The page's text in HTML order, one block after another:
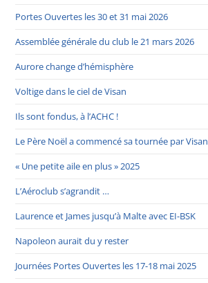
Portes Ouvertes les 30 et 31 mai 2026
Assemblée générale du club le 21 mars 2026
Aurore change d’hémisphère
Voltige dans le ciel de Visan
Ils sont fondus, à l’ACHC !
Le Père Noël a commencé sa tournée par Visan
« Une petite aile en plus » 2025
L’Aéroclub s’agrandit …
Laurence et James jusqu’à Malte avec EI-BSK
Napoleon aurait du y rester
Journées Portes Ouvertes les 17-18 mai 2025